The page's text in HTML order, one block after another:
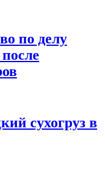
по делу
сухогруз в